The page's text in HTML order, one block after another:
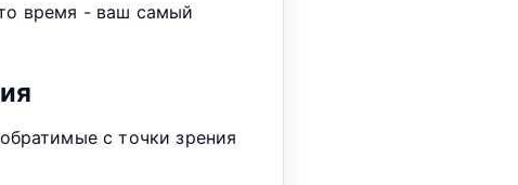
время - ваш самый
с точки зрения